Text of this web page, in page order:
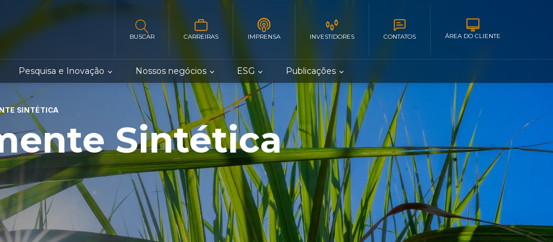
BUSCAR CARREIRAS IMPRENSA INVESTIDORES CONTATOS ÁREA DO CLIENTE
Pesquisa e Inovação Nossos negócios ESG Publicações
SINTÉTICA
Sintética